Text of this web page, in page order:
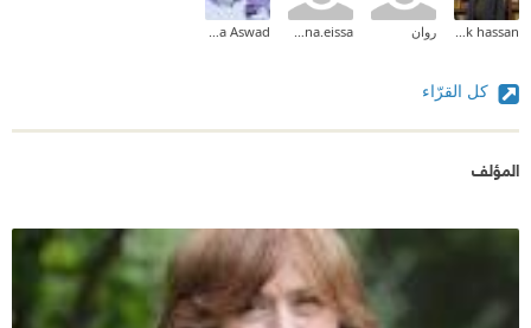
tarek hassan (طارق حسن) روان menna.eissa
Hiba Aswad
كل القرّاء
المؤلف